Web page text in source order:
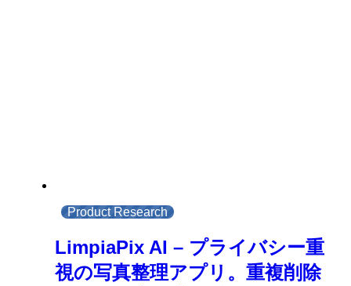
Product Research
LimpiaPix AI – プライバシー重
視の写真整理アプリ。重複削除